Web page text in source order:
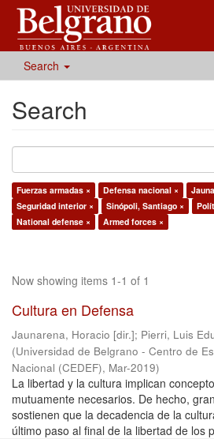
Search
Search
Fuerzas armadas × Defensa nacional ×
Seguridad interior ×
Sinópoli, Santiago ×
National defense ×
Armed forces ×
Now showing items 1-1 of 1
Cultura en Defensa
Jaunarena, Horacio [dir.]; Pierri, Luis
(Universidad de Belgrano - Centro de
Nacional (CEDEF), Mar-2019)
La libertad y la cultura implican
mutuamente necesarios. De hecho,
sostienen que la decadencia de la
último paso al final de la libertad de los